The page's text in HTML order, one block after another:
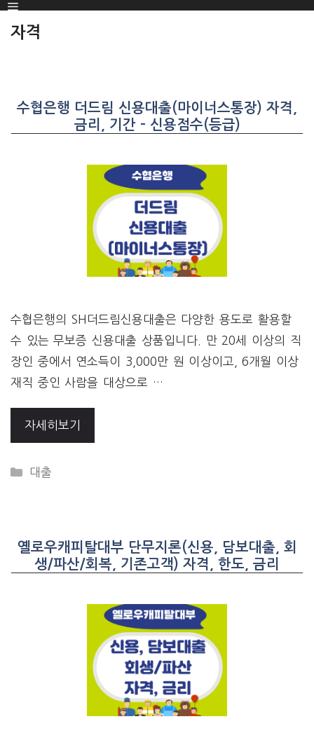
SKIP
TO
Menu
자격
수협은행 더드림 신용대출(마이너스통장) 자격,
금리, 기간 – 신용점수(등급)
수협은행의 SH더드림신용대출은 다양한 용도로 활용할
수 있는 무보증 신용대출 상품입니다. 만 20세 이상의 직
장인 중에서 연소득이 3,000만 원 이상이고, 6개월 이상
재직 중인 사람을 대상으로 …
자세히보기
CATEGORIES
대출
옐로우캐피탈대부 단무지론(신용, 담보대출, 회
생/파산/회복, 기존고객) 자격, 한도, 금리